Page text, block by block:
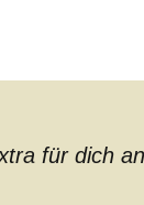
für dich